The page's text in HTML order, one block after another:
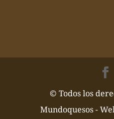
© Todos los
Mundoquesos -